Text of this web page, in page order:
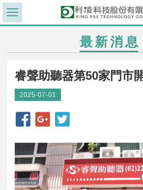
最新消息
睿聲助聽器第50家門市
2025-07-01